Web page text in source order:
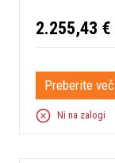
2.255,43 €
Preberite več
Ni na zalogi